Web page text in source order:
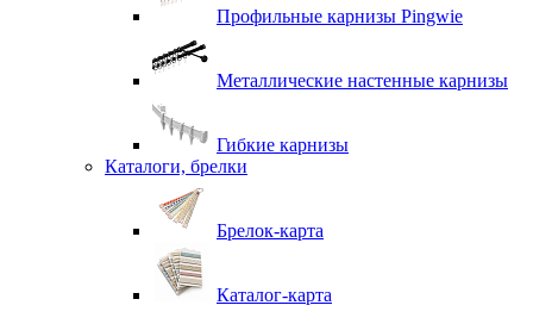
Профильные карнизы Pingwie
Металлические настенные карнизы
Гибкие карнизы
Каталоги, брелки
Брелок-карта
Каталог-карта